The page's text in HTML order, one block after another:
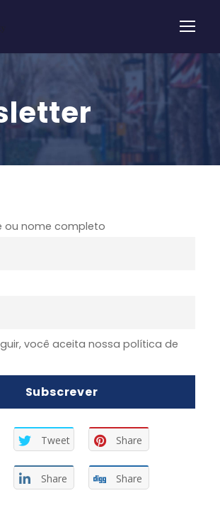
ou nome completo
você aceita nossa política de
Tweet Share
Share Share